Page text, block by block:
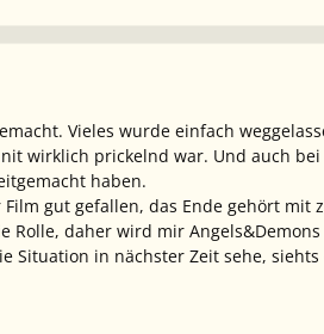
Vieles wurde einfach
wirklich prickelnd war. Und auch
haben.
gut gefallen, das Ende gehört mit
Rolle, daher wird mir
Situation in nächster Zeit sehe,